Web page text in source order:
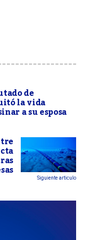
de
la vida
a su esposa
Siguiente articulo